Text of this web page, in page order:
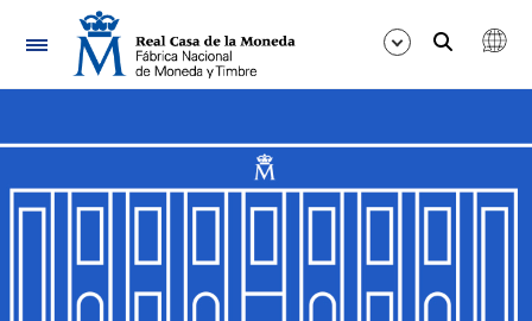
Nabigazioa
Erakutsi/Ezkutatu
Erakutsi/Ezkutatu